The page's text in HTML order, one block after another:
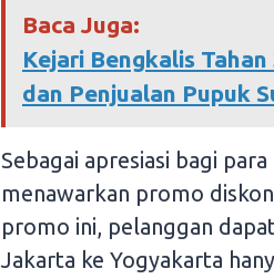
Baca Juga:
Kejari Bengkalis
dan Penjualan Pupuk
Sebagai apresiasi bagi
menawarkan promo
promo ini, pelanggan
Jakarta ke Yogyakarta